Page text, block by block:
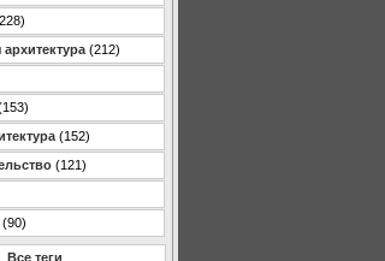
(212)
(152)
(121)
(90)
Все теги